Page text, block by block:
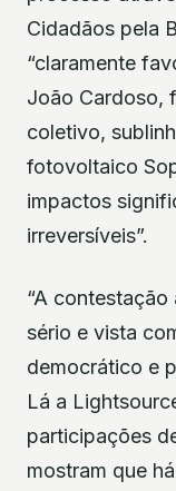
Cidadãos pela
“claramente
João Cardoso,
coletivo,
fotovoltaico
impactos
irreversíveis”.
“A
sério e vista
democrático e
Lá a
participações
mostram que